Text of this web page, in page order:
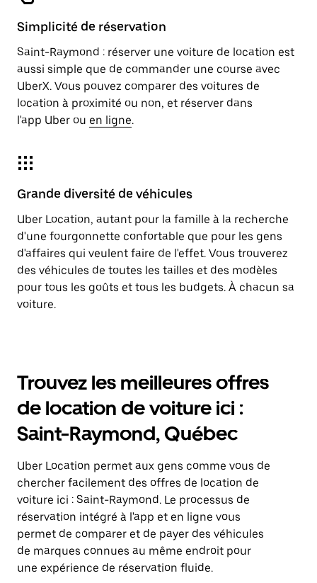
Simplicité de réservation
Saint-Raymond : réserver une voiture de location est
aussi simple que de commander une course avec
UberX. Vous pouvez comparer des voitures de
location à proximité ou non, et réserver dans
l'app Uber ou en ligne.
Grande diversité de véhicules
Uber Location, autant pour la famille à la recherche
d'une fourgonnette confortable que pour les gens
d'affaires qui veulent faire de l'effet. Vous trouverez
des véhicules de toutes les tailles et des modèles
pour tous les goûts et tous les budgets. À chacun sa
voiture.
Trouvez les meilleures offres
de location de voiture ici :
Saint-Raymond, Québec
Uber Location permet aux gens comme vous de
chercher facilement des offres de location de
voiture ici : Saint-Raymond. Le processus de
réservation intégré à l'app et en ligne vous
permet de comparer et de payer des véhicules
de marques connues au même endroit pour
une expérience de réservation fluide.